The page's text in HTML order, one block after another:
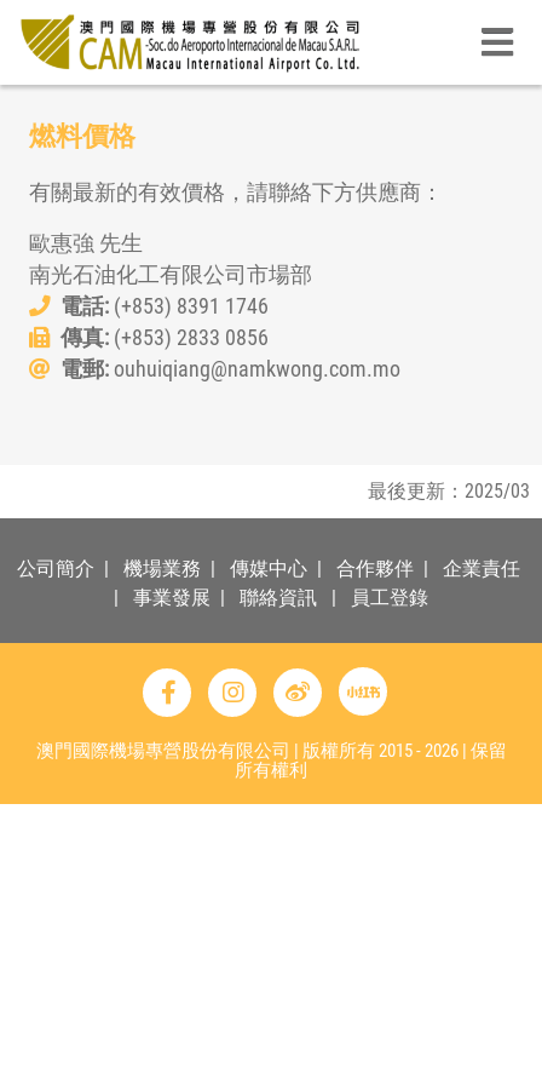
燃料價格
有關最新的有效價格，請聯絡下方供應商：
歐惠強 先生
南光石油化工有限公司市場部
電話: (+853) 8391 1746
傳真: (+853) 2833 0856
電郵: ouhuiqiang@namkwong.com.mo
最後更新：2025/03
公司簡介 | 機場業務 | 傳媒中心 | 合作夥伴 | 企業責任
| 事業發展 | 聯絡資訊 | 員工登錄
澳門國際機場專營股份有限公司 | 版權所有 2015 - 2026 | 保留
所有權利